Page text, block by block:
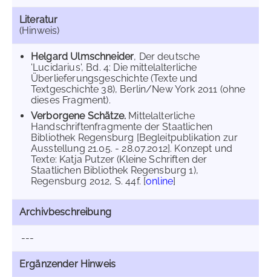
Literatur
(Hinweis)
Helgard Ulmschneider, Der deutsche
'Lucidarius', Bd. 4: Die mittelalterliche
Überlieferungsgeschichte (Texte und
Textgeschichte 38), Berlin/New York 2011 (ohne
dieses Fragment).
Verborgene Schätze. Mittelalterliche
Handschriftenfragmente der Staatlichen
Bibliothek Regensburg [Begleitpublikation zur
Ausstellung 21.05. - 28.07.2012]. Konzept und
Texte: Katja Putzer (Kleine Schriften der
Staatlichen Bibliothek Regensburg 1),
Regensburg 2012, S. 44f. [online]
Archivbeschreibung
---
Ergänzender Hinweis